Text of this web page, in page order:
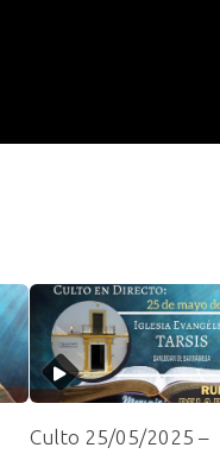
Culto 25/05/2025 –